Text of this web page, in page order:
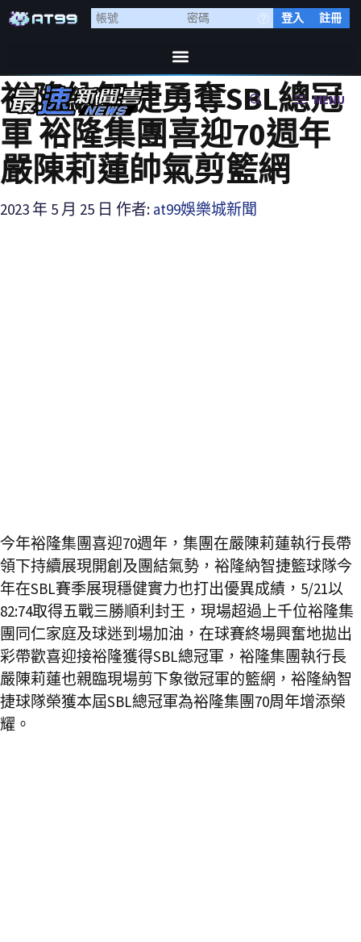
登入 註冊
MENU
裕隆納智捷勇奪SBL總冠
軍 裕隆集團喜迎70週年
嚴陳莉蓮帥氣剪籃網
2023 年 5 月 25 日 作者: at99娛樂城新聞
今年裕隆集團喜迎70週年，集團在嚴陳莉蓮執行長帶
領下持續展現開創及團結氣勢，裕隆納智捷籃球隊今
年在SBL賽季展現穩健實力也打出優異成績，5/21以
82:74取得五戰三勝順利封王，現場超過上千位裕隆集
團同仁家庭及球迷到場加油，在球賽終場興奮地拋出
彩帶歡喜迎接裕隆獲得SBL總冠軍，裕隆集團執行長
嚴陳莉蓮也親臨現場剪下象徵冠軍的籃網，裕隆納智
捷球隊榮獲本屆SBL總冠軍為裕隆集團70周年增添榮
耀。